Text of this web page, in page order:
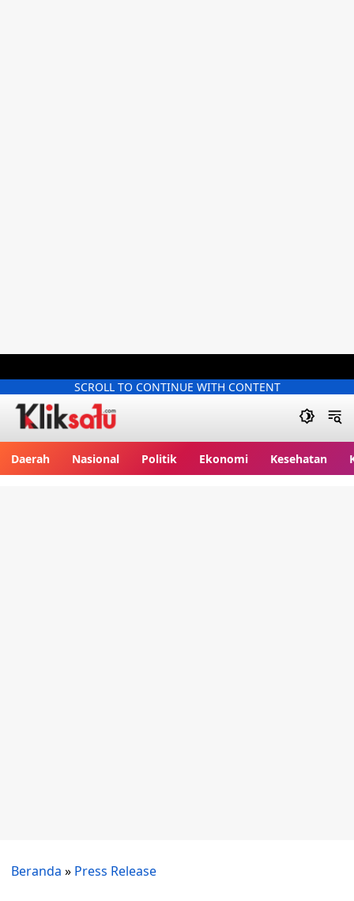
SCROLL TO CONTINUE WITH CONTENT
Daerah Nasional Politik Ekonomi Kesehatan
Beranda » Press Release